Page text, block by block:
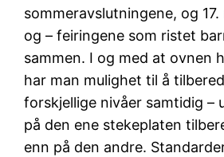
sommeravslutningene, og
og – feiringene som ristet
sammen. I og med at ovnen
har man mulighet til å
forskjellige nivåer samtidig –
på den ene stekeplaten
enn på den andre.